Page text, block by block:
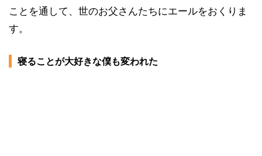
ことを通して、世のお父さんたちにエールをおくりま
す。
寝ることが大好きな僕も変われた